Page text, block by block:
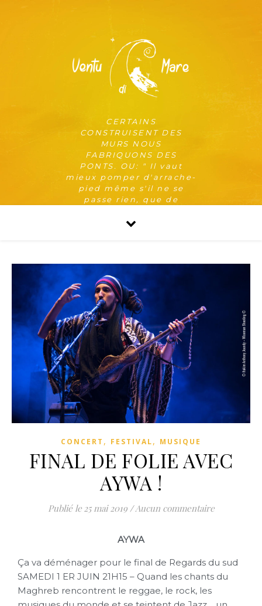
CERTAINS
CONSTRUISENT DES
MURS NOUS
FABRIQUONS DES
PONTS. OU: " Il vaut
mieux pomper d'arrache-
pied même s'il ne se
passe rien, que de
quelque chose de pire en
CONCERT , FESTIVAL, MUSIQUE
FINAL DE FOLIE AVEC
AYWA !
25 mai 2019 / Aucun commentaire
AYWA
Ça va déménager pour le final de Regards du sud
SAMEDI 1 ER JUIN 21H15 – Quand les chants du
Maghreb rencontrent le reggae, le rock, les